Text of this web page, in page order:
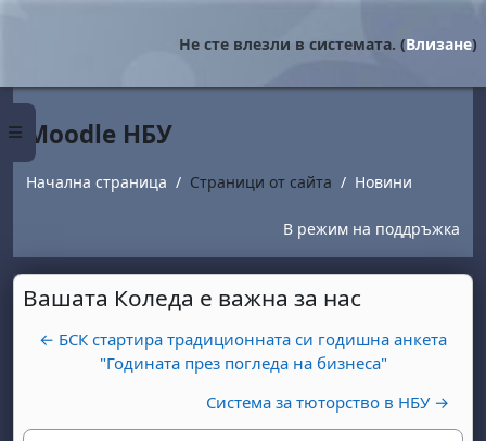
Страничен панел
Не сте влезли в системата. (Влизане)
Moodle НБУ
Начална страница Страници от сайта Новини
В режим на поддръжка
Вашата Коледа е важна за нас
← БСК стартира традиционната си годишна анкета
"Годината през погледа на бизнеса"
Система за тюторство в НБУ →